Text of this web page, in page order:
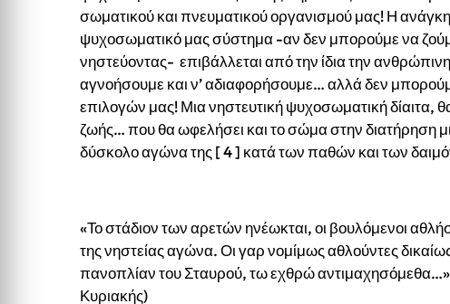
σωματικού και πνευματικού οργανισμού μας! Η
ψυχοσωματικό μας σύστημα -αν δεν μπορούμε να
νηστεύοντας- επιβάλλεται από την ίδια την
αγνοήσουμε και ν’ αδιαφορήσουμε… αλλά δεν
επιλογών μας! Μια νηστευτική ψυχοσωματική δίαιτα,
ζωής… που θα ωφελήσει και το σώμα στην διατήρηση
δύσκολο αγώνα της [ 4 ] κατά των παθών και των
«Το στάδιον των αρετών ηνέωκται, οι βουλόμενοι
της νηστείας αγώνα. Οι γαρ νομίμως αθλούντες
πανοπλίαν του Σταυρού, τω εχθρώ
Κυριακής)